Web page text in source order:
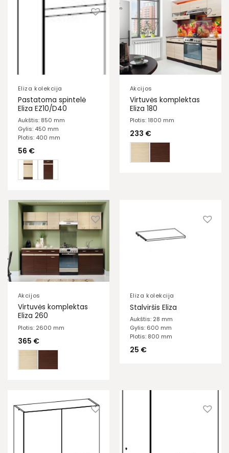
Eliza kolekcija
Pastatoma spintelė
Eliza EZ10/D40
Aukštis: 850 mm
Gylis: 450 mm
Plotis: 400 mm
56 €
Akcijos
Virtuvės komplektas
Eliza 180
Plotis: 1800 mm
233 €
Akcijos
Virtuvės komplektas
Eliza 260
Plotis: 2600 mm
365 €
Eliza kolekcija
Stalviršis Eliza
Aukštis: 28 mm
Gylis: 600 mm
Plotis: 800 mm
25 €